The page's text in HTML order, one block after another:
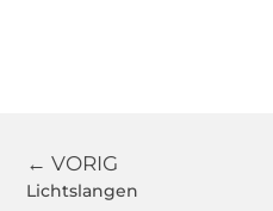
← VORIG
Lichtslangen